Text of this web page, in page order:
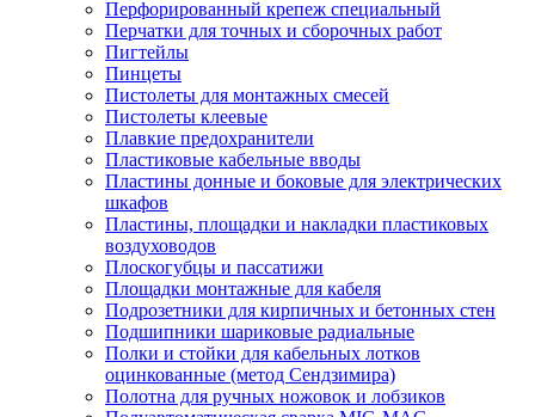
Перфорированный крепеж специальный
Перчатки для точных и сборочных работ
Пигтейлы
Пинцеты
Пистолеты для монтажных смесей
Пистолеты клеевые
Плавкие предохранители
Пластиковые кабельные вводы
Пластины донные и боковые для электрических
шкафов
Пластины, площадки и накладки пластиковых
воздуховодов
Плоскогубцы и пассатижи
Площадки монтажные для кабеля
Подрозетники для кирпичных и бетонных стен
Подшипники шариковые радиальные
Полки и стойки для кабельных лотков
оцинкованные (метод Сендзимира)
Полотна для ручных ножовок и лобзиков